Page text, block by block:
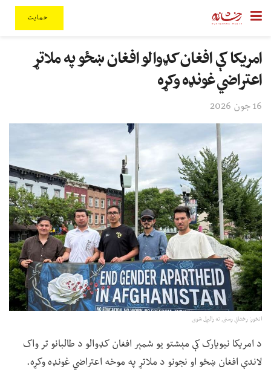
حمایت
امریکا کې افغان کډوالو افغان ښځو په ملاتړ
اعتراضي غونډه وکړه
16 جون 2026
انځور: رخشانې رسنۍ ته رالېږل شوی
د امریکا نیویارک کې مېشتو یو شمېر افغان کډوالو د طالبانو تر واک
لاندې افغان ښځو او نجونو د ملاتړ په موخه اعتراضي غونډه وکړه.